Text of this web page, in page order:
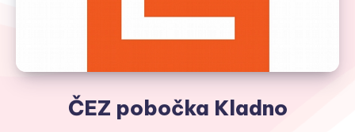
ČEZ pobočka Kladno